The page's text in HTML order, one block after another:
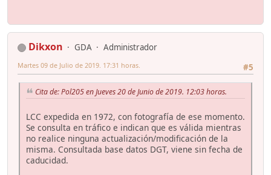
Dikxon GDA
Administrador
#5
Martes 09 de Julio de 2019. 17:31 horas.
Cita de: Pol205 en Jueves 20 de Junio de 2019. 12:03 horas.
LCC expedida en 1972, con fotografía de ese momento.
Se consulta en tráfico e indican que es válida mientras
no realice ninguna actualización/modificación de la
misma. Consultada base datos DGT, viene sin fecha de
caducidad.